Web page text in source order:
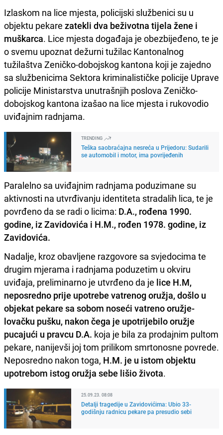
Izlaskom na lice mjesta, policijski službenici su u
objektu pekare zatekli dva beživotna tijela žene i
muškarca. Lice mjesta događaja je obezbijeđeno, te je
o svemu upoznat dežurni tužilac Kantonalnog
tužilaštva Zeničko-dobojskog kantona koji je zajedno
sa službenicima Sektora kriminalističke policije Uprave
policije Ministarstva unutrašnjih poslova Zeničko-
dobojskog kantona izašao na lice mjesta i rukovodio
uviđajnim radnjama.
TRENDING
Teška saobraćajna nesreća u Prijedoru: Sudarili
se automobil i motor, ima povrijeđenih
Paralelno sa uviđajnim radnjama poduzimane su
aktivnosti na utvrđivanju identiteta stradalih lica, te je
povrđeno da se radi o licima: D.A., rođena 1990.
godine, iz Zavidovića i H.M., rođen 1978. godine, iz
Zavidovića.
Nadalje, kroz obavljene razgovore sa svjedocima te
drugim mjerama i radnjama poduzetim u okviru
uviđaja, preliminarno je utvrđeno da je lice H.M,
neposredno prije upotrebe vatrenog oružja, došlo u
objekat pekare sa sobom noseći vatreno oružje-
lovačku pušku, nakon čega je upotrijebilo oružje
pucajući u pravcu D.A. koja je bila za prodajnim pultom
pekare, nanijevši joj tom prilikom smrtonosne povrede.
Neposredno nakon toga, H.M. je u istom objektu
upotrebom istog oružja sebe lišio života.
25.09.23. 08:08
Detalji tragedije u Zavidovićima: Ubio 33-
godišnju radnicu pekare pa presudio sebi